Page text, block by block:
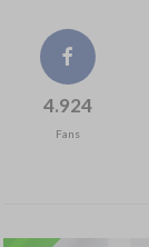
4.924
Fans